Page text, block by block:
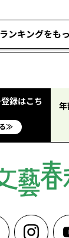
ランキングをも
録はこち
≫